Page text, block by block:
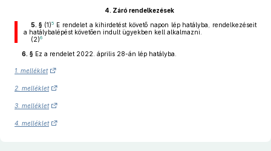
4. Záró rendelkezések
5. §(1)5 E rendelet a kihirdetést követő napon lép hatályba, rendelkezéseit
a hatálybalépést követően indult ügyekben kell alkalmazni.
(2)6
6. § Ez a rendelet 2022. április 28-án lép hatályba.
1. melléklet
2. melléklet
3. melléklet
4. melléklet